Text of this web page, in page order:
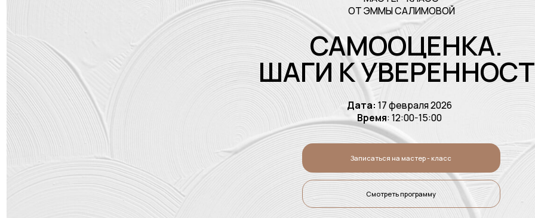
Дата: 17февраля 2026
Время
: 12:00-15:00
САМООЦЕНКА.
ШАГИ К УВЕРЕННОСТИ
Смотреть программу
Записаться на мастер - класс